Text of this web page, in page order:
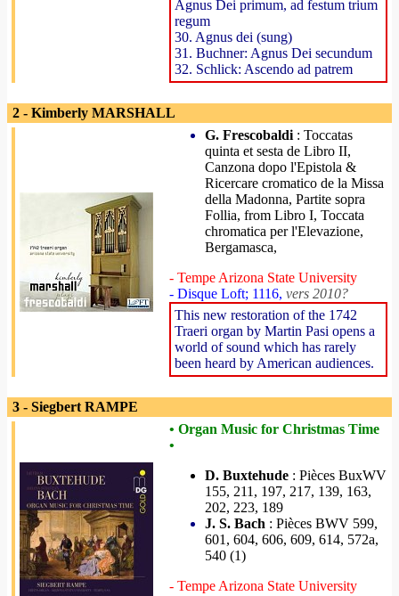
Agnus Dei primum, ad festum trium
regum
30. Agnus dei (sung)
31. Buchner: Agnus Dei secundum
32. Schlick: Ascendo ad patrem
2 - Kimberly MARSHALL
G. Frescobaldi : Toccatas
quinta et sesta de Libro II,
Canzona dopo l'Epistola &
Ricercare cromatico de la Missa
della Madonna, Partite sopra
Follia, from Libro I, Toccata
chromatica per l'Elevazione,
Bergamasca,
- Tempe Arizona State University
- Disque Loft; 1116, vers 2010?
This new restoration of the 1742
Traeri organ by Martin Pasi opens a
world of sound which has rarely
been heard by American audiences.
3 - Siegbert RAMPE
• Organ Music for Christmas Time
•
D. Buxtehude : Pièces BuxWV
155, 211, 197, 217, 139, 163,
202, 223, 189
J. S. Bach : Pièces BWV 599,
601, 604, 606, 609, 614, 572a,
540 (1)
- Tempe Arizona State University